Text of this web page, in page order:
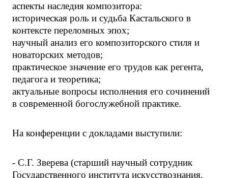
аспекты наследия композитора:
историческая роль и судьба Кастальского в
контексте переломных эпох;
научный анализ его композиторского стиля и
новаторских методов;
практическое значение его трудов как регента,
педагога и теоретика;
актуальные вопросы исполнения его сочинений
в современной богослужебной практике.
На конференции с докладами выступили:
- С.Г. Зверева (старший научный сотрудник
Государственного института искусствознания,